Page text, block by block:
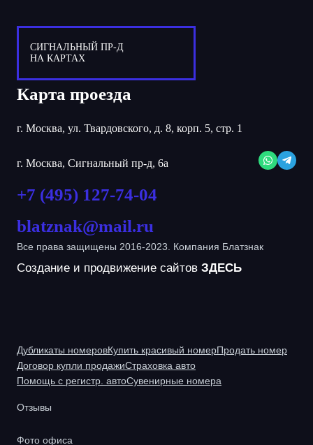
СИГНАЛЬНЫЙ ПР-Д
НА КАРТАХ
Карта проезда
г. Москва, ул. Твардовского, д. 8, корп. 5, стр. 1
г. Москва, Сигнальный пр-д, 6а
+7 (495) 127-74-04
blatznak@mail.ru
Все права защищены 2016-2023. Компания Блатзнак
Создание и продвижение сайтов ЗДЕСЬ
Дубликаты номеровКупить красивый номерПродать номер
Договор купли продажиСтраховка авто
Помощь с регистр. автоСувенирные номера
Отзывы
Фото офиса